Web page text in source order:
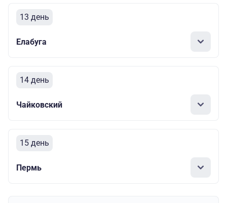
13 день
Елабуга
14 день
Чайковский
15 день
Пермь